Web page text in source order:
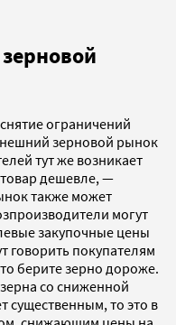
ограничений
зерновой рынок
тут же возникает
дешевле, —
также может
могут
закупочные цены
говорить покупателям
берите зерно дороже.
со сниженной
то это в